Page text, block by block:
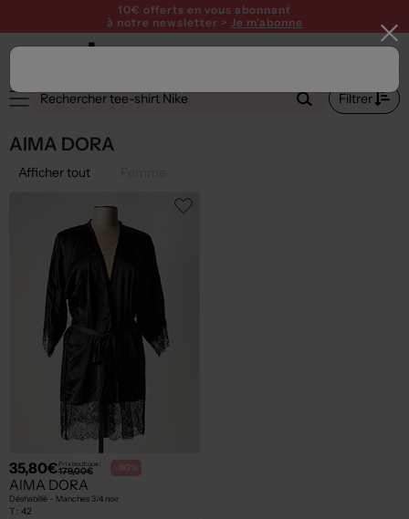
10€ offerts en vous abonnant
à notre newsletter > Je m'abonne
Filtrer
AIMA DORA
Afficher tout
35,80€Prix boutique :
179,00€ -80%
AIMA DORA
Déshabillé - Manches 3/4 noir
T : 42